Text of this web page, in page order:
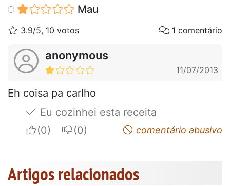
Mau
3.9/5, 10 votos 1 comentário
anonymous
11/07/2013
Eh coisa pa carlho
Eu cozinhei esta receita
I apreciateI do not appreciatecomentário abusivo
Artigos relacionados